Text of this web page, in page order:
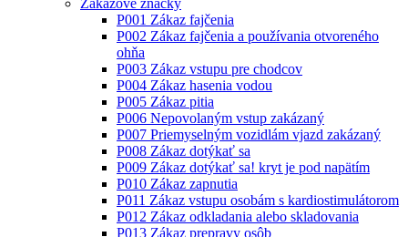
P001 Zákaz fajčenia
P002 Zákaz fajčenia a používania otvoreného
ohňa
P003 Zákaz vstupu pre chodcov
P004 Zákaz hasenia vodou
P005 Zákaz pitia
P006 Nepovolaným vstup zakázaný
P007 Priemyselným vozidlám vjazd zakázaný
P008 Zákaz dotýkať sa
P009 Zákaz dotýkať sa! kryt je pod napätím
P010 Zákaz zapnutia
P011 Zákaz vstupu osobám s kardiostimulátorom
P012 Zákaz odkladania alebo skladovania
P013 Zákaz prepravy osôb